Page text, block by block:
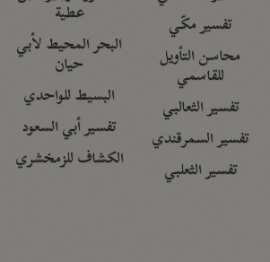
تفسير مكّي
محاسن التأويل
للقاسمي
تفسير الثعالبي
تفسير السمرقندي
تفسير الثعلبي
عطية
البحر المحيط لأبي
حيان
البسيط للواحدي
تفسير أبي السعود
الكشاف للزمخشري